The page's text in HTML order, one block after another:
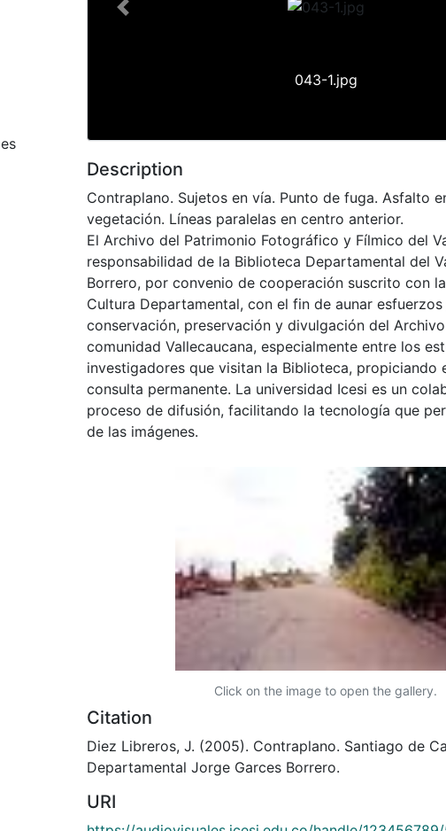
043-1.jpg
Previous
Description
Contraplano. Sujetos en vía. Punto de fuga. Asfalto
vegetación. Líneas paralelas en centro anterior.
El Archivo del Patrimonio Fotográfico y Fílmico del
responsabilidad de la Biblioteca Departamental del
Borrero, por convenio de cooperación suscrito con
Cultura Departamental, con el fin de aunar esfuerzos
conservación, preservación y divulgación del
comunidad Vallecaucana, especialmente entre los
investigadores que visitan la Biblioteca, propiciando
consulta permanente. La universidad Icesi es un
proceso de difusión, facilitando la tecnología que
de las imágenes.
Click on the image to open the gallery.
Citation
Diez Libreros, J. (2005). Contraplano. Santiago de
Departamental Jorge Garces Borrero.
URI